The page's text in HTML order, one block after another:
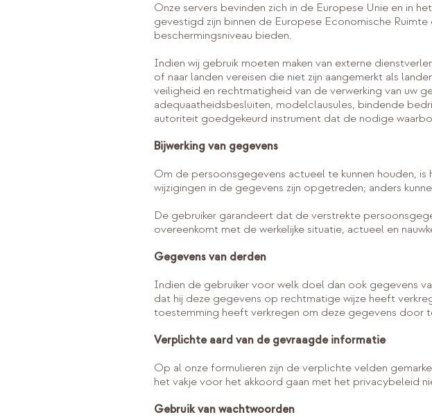
Onze servers bevinden zich in de Europese Unie en in
gevestigd zijn binnen de Europese Economische
beschermingsniveau bieden.
Indien wij gebruik moeten maken van externe
of naar landen vereisen die niet zijn aangemerkt als
veiligheid en rechtmatigheid van de verwerking van uw
adequaatheidsbesluiten, modelclausules, bindende
autoriteit goedgekeurd instrument dat de nodige
Bijwerking van gegevens
Om de persoonsgegevens actueel te kunnen houden,
wijzigingen in de gegevens zijn opgetreden; anders
De gebruiker garandeert dat de verstrekte
overeenkomt met de werkelijke situatie, actueel en
Gegevens van derden
Indien de gebruiker voor welk doel dan ook gegevens
dat hij deze gegevens op rechtmatige wijze heeft
toestemming heeft verkregen om deze gegevens door
Verplichte aard van de gevraagde informatie
Op al onze formulieren zijn de verplichte velden
het vakje voor het akkoord gaan met het privacybeleid
Gebruik van wachtwoorden